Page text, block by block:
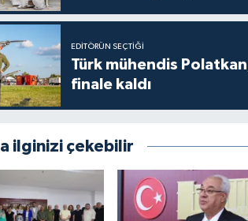
EDITÖRÜN SEÇTIĞI
Türk mühendis
finale kaldı
ilginizi çekebilir